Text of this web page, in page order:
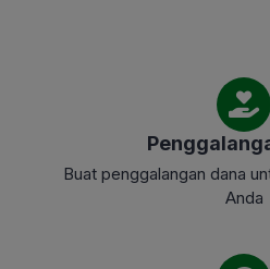
Buat penggalangan dana
Anda